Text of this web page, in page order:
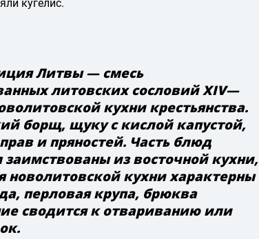
кугелис.
Литвы — смесь
литовских сословий XIV—
кухни крестьянства.
борщ, щуку с кислой капустой,
и пряностей. Часть блюд
из восточной кухни,
кухни характерны
перловая крупа, брюква
сводится к отвариванию или